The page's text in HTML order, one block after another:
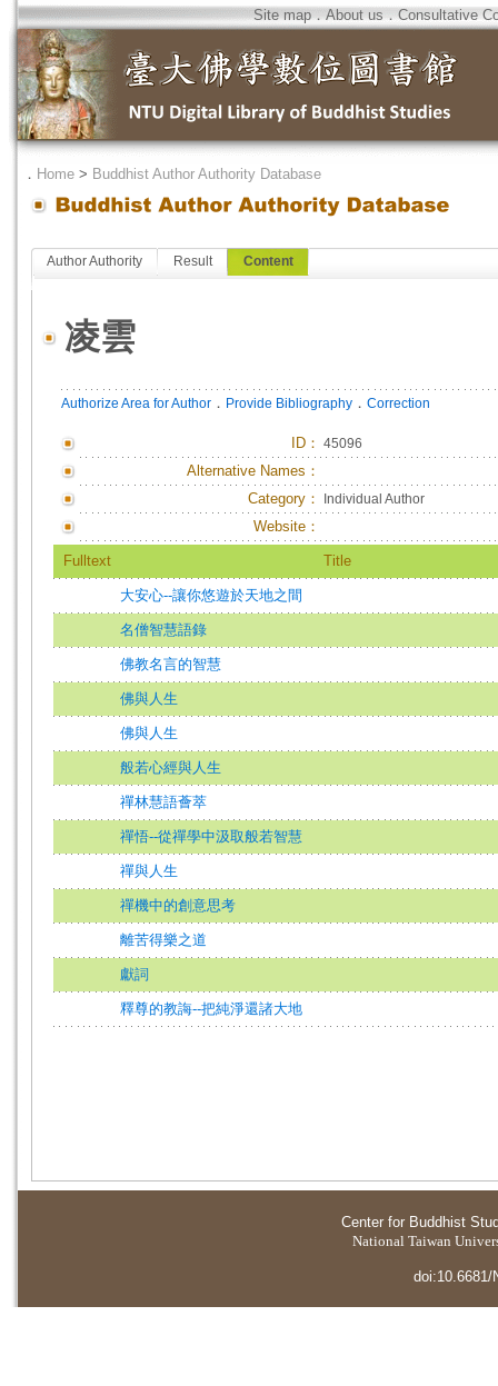
Site map．About us．Consultative
． Home > Buddhist Author Authority Database
Author Authority Result Content
凌雲
Authorize Area for Author ． Provide Bibliography ． Correction
ID ： 45096
Alternative Names：
Category：
Individual Author
Website：
Fulltext Title
大安心--讓你悠遊於天地之間
名僧智慧語錄
佛教名言的智慧
佛與人生
佛與人生
般若心經與人生
禪林慧語薈萃
禪悟--從禪學中汲取般若智慧
禪與人生
禪機中的創意思考
離苦得樂之道
獻詞
釋尊的教誨--把純淨還諸大地
Center for Buddhist
National Taiwan
doi:10.6681/